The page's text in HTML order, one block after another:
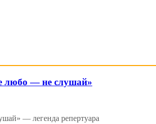
любо — не слушай»
— легенда репертуара